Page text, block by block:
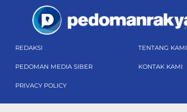
REDAKSI TENTANG KAMI
PEDOMAN MEDIA SIBER KONTAK KAMI
PRIVACY POLICY